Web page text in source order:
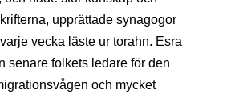
upprättade synagogor
vecka läste ur torahn. Esra
senare folkets ledare för den
och mycket